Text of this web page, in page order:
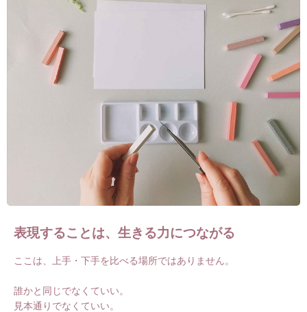
表現することは、生きる力につながる
ここは、上手・下手を比べる場所ではありません。
誰かと同じでなくていい。
見本通りでなくていい。